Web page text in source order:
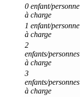
0 enfant/personne
à charge
1 enfant/personne
à charge
2
enfants/personnes
à charge
3
enfants/personnes
à charge